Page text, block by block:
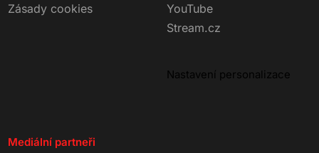
Zásady cookies
YouTube
Stream.cz
Nastavení personalizace
Mediální partneři